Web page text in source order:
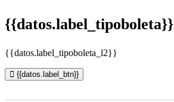
{{datos.label_tipoboleta}}
{{datos.label_tipoboleta_l2}}
{{datos.label_btn}}